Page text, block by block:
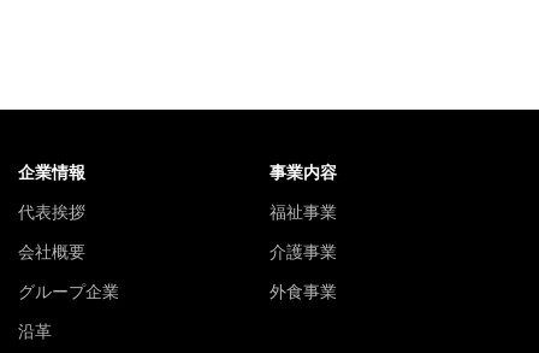
企業情報
代表挨拶
会社概要
グループ企業
沿革
事業内容
福祉事業
介護事業
外食事業